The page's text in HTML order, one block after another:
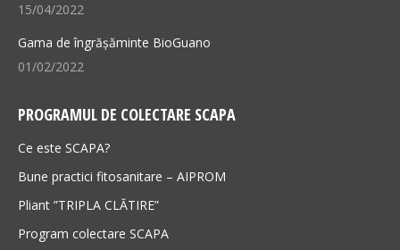
15/04/2022
Gama de îngrășăminte BioGuano
01/02/2022
PROGRAMUL DE COLECTARE SCAPA
Ce este SCAPA?
Bune practici fitosanitare – AIPROM
Pliant ”TRIPLA CLĂTIRE”
Program colectare SCAPA